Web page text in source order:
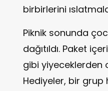
birbirlerini
Piknik sonunda
dağıtıldı. Paket
gibi yiyeceklerden
Hediyeler, bir grup